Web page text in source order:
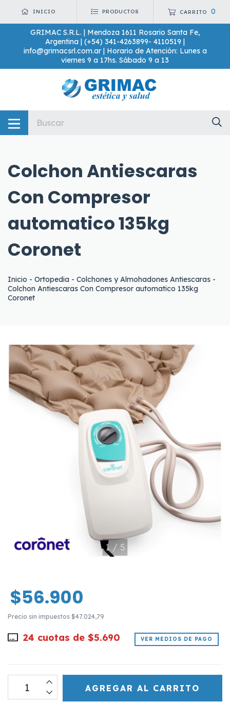
INICIO PRODUCTOS CARRITO 0
GRIMAC S.R.L. | Mendoza 1611 Rosario Santa Fe,
Argentina | (+54) 341-4263899- 4110519 |
info@grimacsrl.com.ar| Horario de Atención: Lunes a
viernes 9 a 17hs. Sábado 9 a 13
Colchon Antiescaras
Con Compresor
automatico 135kg
Coronet
Inicio - Ortopedia - Colchones y Almohadones Antiescaras -
Colchon Antiescaras Con Compresor automatico 135kg
Coronet
1 / 5
$56.900
Precio sin impuestos $47.024,79
24 cuotas de$5.690 VER MEDIOS DE PAGO